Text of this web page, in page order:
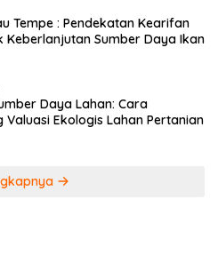
Tempe : Pendekatan Kearifan
Keberlanjutan Sumber Daya Ikan
Daya Lahan: Cara
Valuasi Ekologis Lahan Pertanian